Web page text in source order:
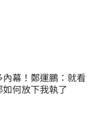
幕！鄭運鵬：就看
何放下我執了